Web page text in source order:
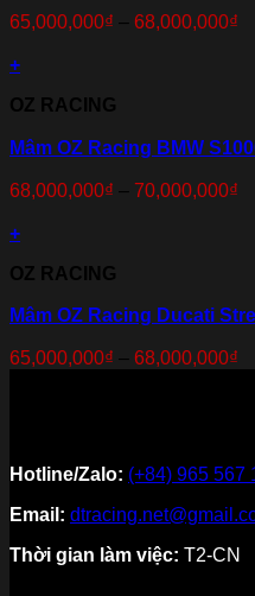
65,000,000₫ – 68,000,000₫
+
OZ RACING
Mâm OZ Racing BMW
68,000,000₫ – 70,000,000₫
+
OZ RACING
Mâm OZ Racing Ducati
65,000,000₫ – 68,000,000₫
Hotline/Zalo: (+84) 965 567
Email:
Thời gian làm việc: T2-CN